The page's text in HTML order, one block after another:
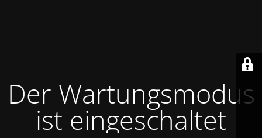
Der Wartungsmodus
ist eingeschaltet